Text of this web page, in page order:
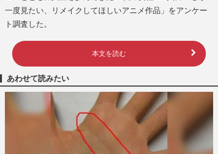
一度見たい、リメイクしてほしいアニメ作品」をアンケー
ト調査した。
本文を読む
あわせて読みたい